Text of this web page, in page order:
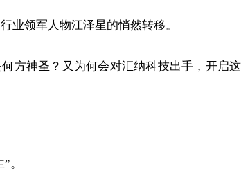
业领军人物江泽星的悄然转移。
方神圣？又为何会对汇纳科技出手，开启这
。